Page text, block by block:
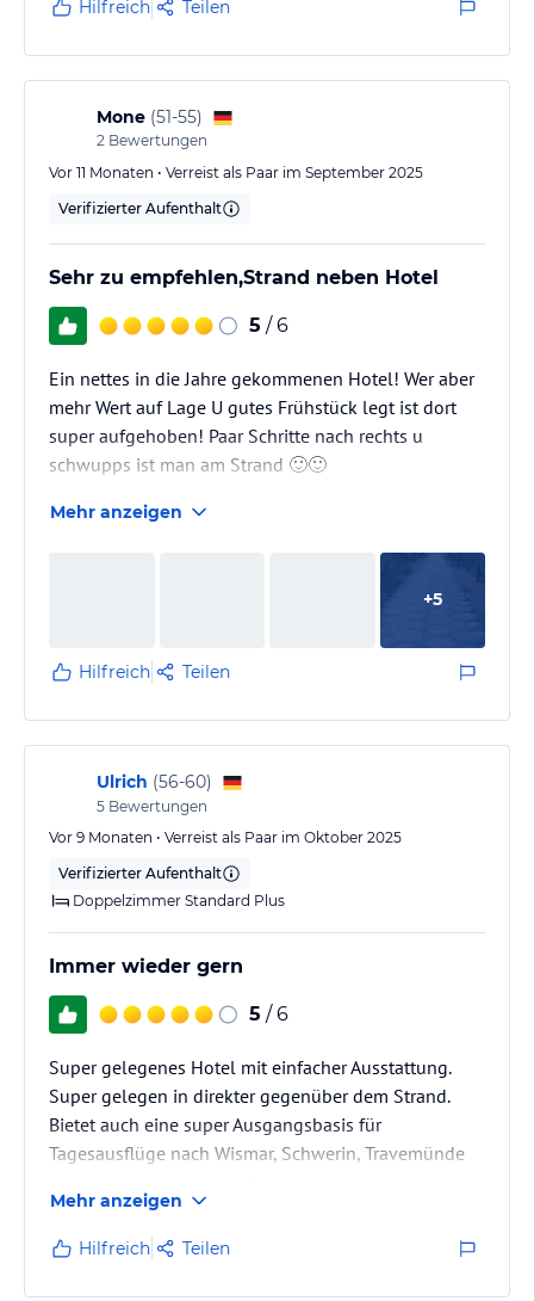
Hilfreich Teilen
Mone (51-55)
2 Bewertungen
Vor 11 Monaten • Verreist als Paar im September 2025
Verifizierter Aufenthalt
Sehr zu empfehlen,Strand neben Hotel
5 / 6
Ein nettes in die Jahre gekommenen Hotel! Wer aber
mehr Wert auf Lage U gutes Frühstück legt ist dort
super aufgehoben! Paar Schritte nach rechts u
schwupps ist man am Strand 🙂🙂
Mehr anzeigen
+5
Hilfreich Teilen
Ulrich (56-60)
5 Bewertungen
Vor 9 Monaten • Verreist als Paar im Oktober 2025
Verifizierter Aufenthalt
Doppelzimmer Standard Plus
Immer wieder gern
5 / 6
Super gelegenes Hotel mit einfacher Ausstattung.
Super gelegen in direkter gegenüber dem Strand.
Bietet auch eine super Ausgangsbasis für
Tagesausflüge nach Wismar, Schwerin, Travemünde
Mehr anzeigen
Hilfreich Teilen